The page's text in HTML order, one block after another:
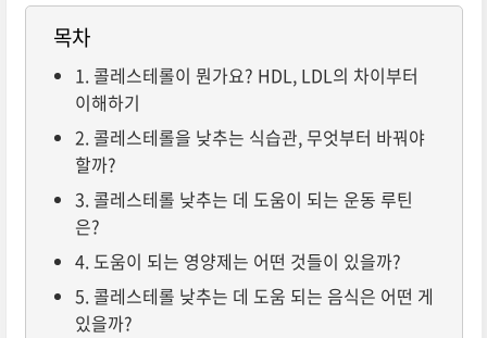
목차
1. 콜레스테롤이 뭔가요? HDL, LDL의 차이부터
이해하기
2. 콜레스테롤을 낮추는 식습관, 무엇부터 바꿔야
할까?
3. 콜레스테롤 낮추는 데 도움이 되는 운동 루틴
은?
4. 도움이 되는 영양제는 어떤 것들이 있을까?
5. 콜레스테롤 낮추는 데 도움 되는 음식은 어떤 게
있을까?